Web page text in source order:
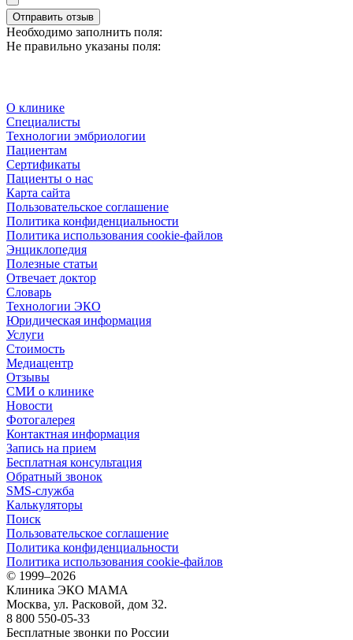
Отправить отзыв
Необходимо заполнить поля:
Не правильно указаны поля:
О клинике
Специалисты
Технологии эмбриологии
Пациентам
Сертификаты
Пациенты о нас
Карта сайта
Пользовательское соглашение
Политика конфиденциальности
Политика использования cookie-файлов
Энциклопедия
Полезные статьи
Отвечает доктор
Словарь
Технологии ЭКО
Юридическая информация
Услуги
Стоимость
Медиацентр
Отзывы
СМИ о клинике
Новости
Фотогалерея
Контактная информация
Запись на прием
Бесплатная консультация
Обратный звонок
SMS-служба
Калькуляторы
Поиск
Пользовательское соглашение
Политика конфиденциальности
Политика использования cookie-файлов
© 1999–2026
Клиника ЭКО МАМА
Москва, ул. Расковой, дом 32.
8 800 550-05-33
Бесплатные звонки по России